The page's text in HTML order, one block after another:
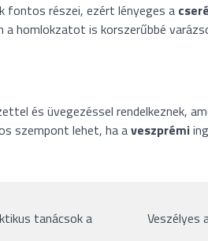
fontos részei, ezért lényeges a
homlokzatot is korszerűbbé
és üvegezéssel rendelkeznek,
szempont lehet, ha aveszprémi
tanácsok a
Veszélyes